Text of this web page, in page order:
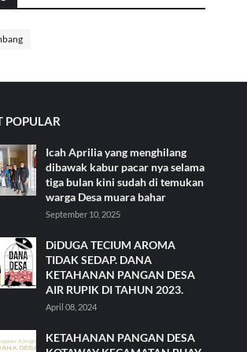
POPULAR
Icah Aprilia yang menghilang
dibawak kabur pacar nya selama
tiga bulan kini sudah di temukan
warga Desa muara bahar
September 10, 2025
DiDUGA TECIUM AROMA
TIDAK SEDAP. DANA
KETAHANAN PANGAN DESA
AIR RUPIK DI TAHUN 2023.
April 08, 2024
KETAHANAN PANGAN DESA